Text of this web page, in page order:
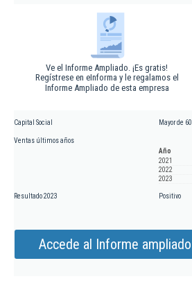
Ve el Informe Ampliado. ¡Es gratis!
Regístrese en eInforma y le regalamos el
Informe Ampliado de esta empresa
Capital Social Mayor de
Ventas últimos años
Año
2021
2022
2023
Resultado 2023 Positivo
Accede al Informe